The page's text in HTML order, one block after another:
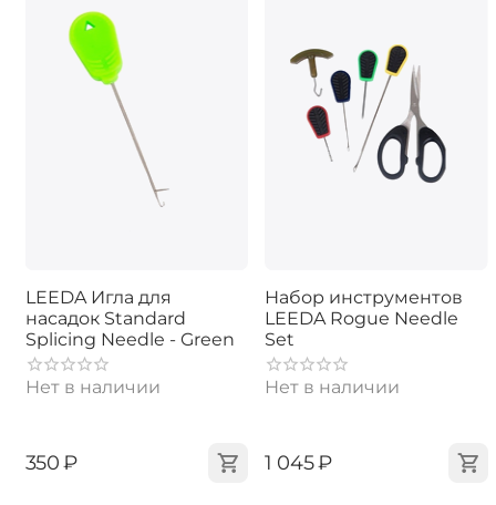
LEEDA Игла для
насадок Standard
Splicing Needle - Green
Нет в наличии
‍350‍ ₽
Набор инструментов
LEEDA Rogue Needle
Set
Нет в наличии
‍1 045‍₽